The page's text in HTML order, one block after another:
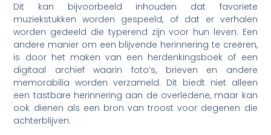
Dit kan bijvoorbeeld inhouden dat favoriete
muziekstukken worden gespeeld, of dat er verhalen
worden gedeeld die typerend zijn voor hun leven. Een
andere manier om een blijvende herinnering te creëren,
is door het maken van een herdenkingsboek of een
digitaal archief waarin foto’s, brieven en andere
memorabilia worden verzameld. Dit biedt niet alleen
een tastbare herinnering aan de overledene, maar kan
ook dienen als een bron van troost voor degenen die
achterblijven.